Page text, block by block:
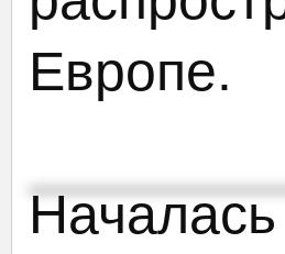
Европе.